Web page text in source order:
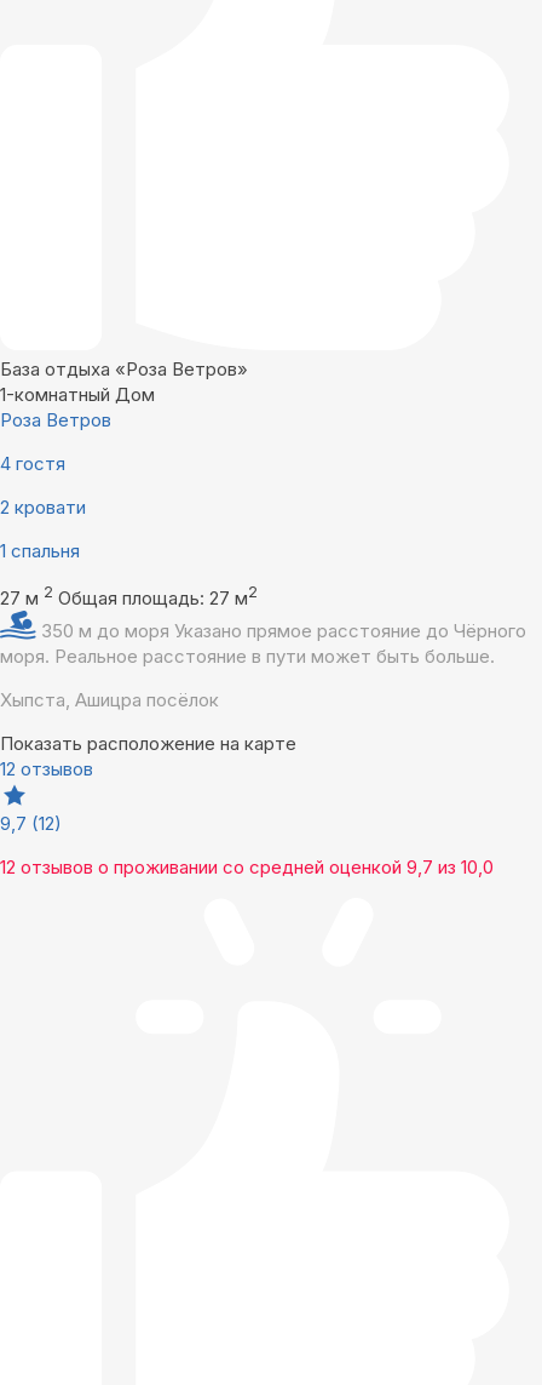
База отдыха «Роза Ветров»
1-комнатный Дом
Роза Ветров
4 гостя
2 кровати
1 спальня
27 м 2 Общая площадь: 27 м2
350 м до моря Указано прямое расстояние до Чёрного
моря. Реальное расстояние в пути может быть больше.
Хыпста, Ашицра посёлок
Показать расположение на карте
12 отзывов
9,7 (12)
12 отзывов о проживании со средней оценкой 9,7 из 10,0